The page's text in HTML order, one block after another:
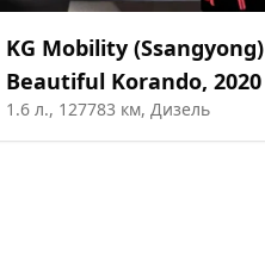
KG Mobility (Ssangyong)
Beautiful Korando, 2020
1.6 л., 127783 км, Дизель